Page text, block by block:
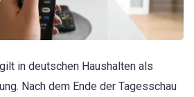
in deutschen Haushalten als
Nach dem Ende der Tagesschau